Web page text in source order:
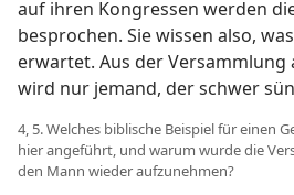
auf ihren Kongressen werden
besprochen. Sie wissen also,
erwartet. Aus der Versammlung
wird nur jemand, der schwer
4, 5. Welches biblische Beispiel für einen
hier angeführt, und warum wurde die
den Mann wieder aufzunehmen?